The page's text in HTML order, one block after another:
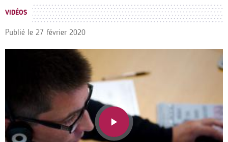
VIDÉOS
Publié le 27 février 2020